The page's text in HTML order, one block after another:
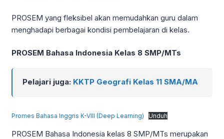
PROSEM yang fleksibel akan memudahkan guru dalam
menghadapi berbagai kondisi pembelajaran di kelas.
PROSEM Bahasa Indonesia Kelas 8 SMP/MTs
Pelajari juga: KKTP Geografi Kelas 11 SMA/MA
Promes Bahasa Inggris K-VIII (Deep Learning) Unduh
PROSEM Bahasa Indonesia kelas 8 SMP/MTs merupakan